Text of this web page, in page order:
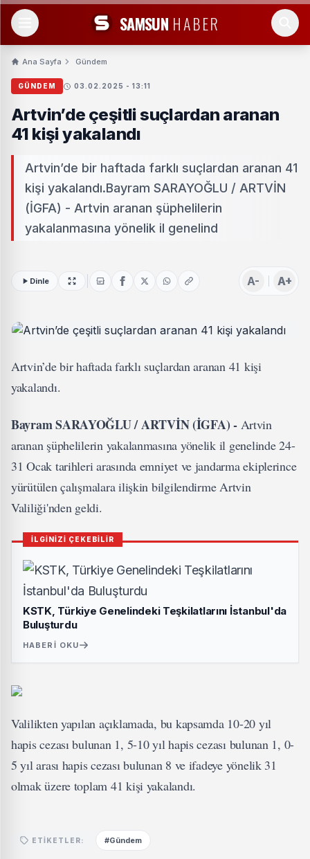
SAMSUN HABER
Ana Sayfa Gündem
GÜNDEM 03.02.2025 - 13:11
Artvin’de çeşitli suçlardan aranan
41 kişi yakalandı
Artvin’de bir haftada farklı suçlardan aranan 41
kişi yakalandı.Bayram SARAYOĞLU / ARTVİN
(İGFA) - Artvin aranan şüphelilerin
yakalanmasına yönelik il genelind
Dinle A- A+
Artvin’de bir haftada farklı suçlardan aranan 41 kişi
yakalandı.
Bayram SARAYOĞLU / ARTVİN (İGFA) - Artvin
aranan şüphelilerin yakalanmasına yönelik il genelinde 24-
31 Ocak tarihleri arasında emniyet ve jandarma ekiplerince
yürütülen çalışmalara ilişkin bilgilendirme Artvin
Valiliği'nden geldi.
İLGİNİZİ ÇEKEBİLİR
KSTK, Türkiye Genelindeki Teşkilatlarını İstanbul'da
Buluşturdu
HABERI OKU
Valilikten yapılan açıklamada, bu kapsamda 10-20 yıl
hapis cezası bulunan 1, 5-10 yıl hapis cezası bulunan 1, 0-
5 yıl arası hapis cezası bulunan 8 ve ifadeye yönelik 31
olmak üzere toplam 41 kişi yakalandı.
ETIKETLER: #Gündem